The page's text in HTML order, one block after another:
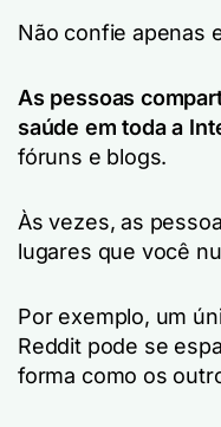
Não confie apenas
As pessoas
saúde em toda a
fóruns e blogs.
Às vezes, as
lugares que você
Por exemplo, um
Reddit pode se
forma como os